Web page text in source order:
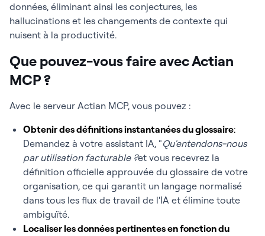
données, éliminant ainsi les conjectures, les
hallucinations et les changements de contexte qui
nuisent à la productivité.
Que pouvez-vous faire avec Actian
MCP ?
Avec le serveur Actian MCP, vous pouvez :
Obtenir des définitions instantanées du glossaire:
Demandez à votre assistant IA, "Qu'entendons-nous
par utilisation facturable ?et vous recevrez la
définition officielle approuvée du glossaire de votre
organisation, ce qui garantit un langage normalisé
dans tous les flux de travail de l'IA et élimine toute
ambiguïté.
Localiser les données pertinentes en fonction du